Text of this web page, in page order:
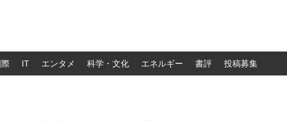
IT エンタメ 科学・文化 エネルギー 書評 投稿募集